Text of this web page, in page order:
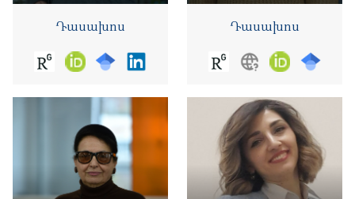
Դասախոս Դասախոս